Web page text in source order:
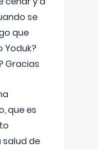
se
que
Yoduk?
Gracias
que es
salud de